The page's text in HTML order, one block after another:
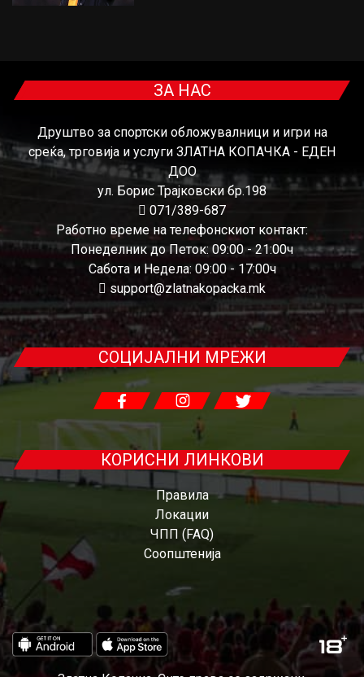
ЗА НАС
Друштво за спортски обложувалници и игри на
среќа, трговија и услуги ЗЛАТНА КОПАЧКА - ЕДЕН
ДОО
ул. Борис Трајковски бр.198
071/389-687
Работно време на телефонскиот контакт:
Понеделник до Петок: 09:00 - 21:00ч
Сабота и Недела: 09:00 - 17:00ч
support@zlatnakopacka.mk
СОЦИЈАЛНИ МРЕЖИ
КОРИСНИ ЛИНКОВИ
Правила
Локации
ЧПП (FAQ)
Соопштенија